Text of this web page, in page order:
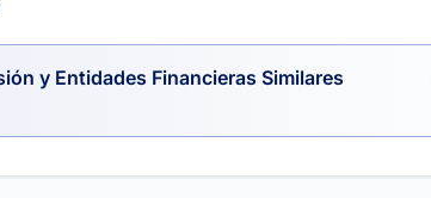
y Entidades Financieras Similares